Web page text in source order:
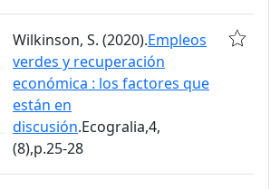
Wilkinson, S. (2020).Empleos
verdes y recuperación
económica : los factores que
están en
discusión.Ecogralia,4,
(8),p.25-28